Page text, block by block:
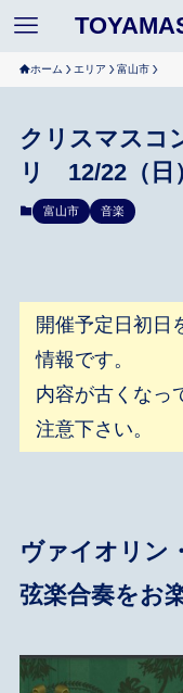
ホーム エリア 富山市
クリスマスコ
リ 12/22（日
富山市 音楽
開催予定日初日
情報です。
内容が古くなっ
注意下さい。
ヴァイオリン
弦楽合奏をお